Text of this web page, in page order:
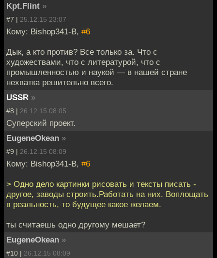
Kpt.Flint »
#7 | 25.12.15 23:07
Кому: Bishop341-B, #6
Дык, а кто против? Все только за. Что с
художествами, что с литературой, что с
промышленностью и наукой — в нашей стране
нехватка решительно всего.
USSR »
#8 | 26.12.15 08:05
Суперский проект.
EugeneOkean »
#9 | 26.12.15 08:09
Кому: Bishop341-B, #6
> Одно дело картинки рисовать и тексты писать -
другое, заводы строить.Работать на них. Воплощать
в реальность, то будущее какое желаем.
ты считаешь одно другому мешает?
EugeneOkean »
#10 | 26.12.15 08:09